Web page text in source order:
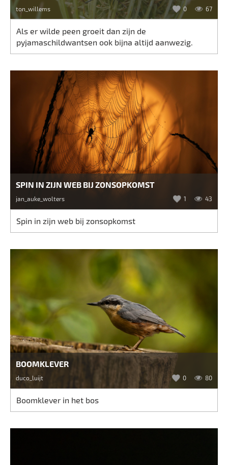
ton_willems 0 67
Als er wilde peen groeit dan zijn de
pyjamaschildwantsen ook bijna altijd aanwezig.
SPIN IN ZIJN WEB BIJ ZONSOPKOMST
jan_auke_wolters 1 43
Spin in zijn web bij zonsopkomst
BOOMKLEVER
duco_luijt 0 80
Boomklever in het bos